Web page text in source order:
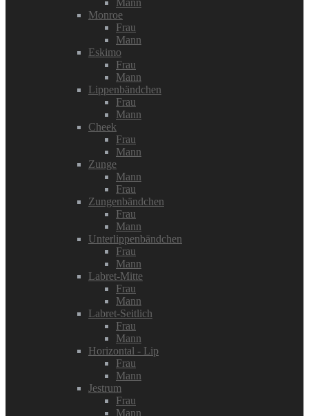
Mann
Monroe
Frau
Mann
Eskimo
Frau
Mann
Lippenbändchen
Frau
Mann
Cheek
Frau
Mann
Zunge
Mann
Frau
Zungenbändchen
Frau
Mann
Unterlippenbändchen
Frau
Mann
Labret-Mitte
Frau
Mann
Labret-Seitlich
Frau
Mann
Horizontal - Lip
Frau
Mann
Jestrum
Frau
Mann